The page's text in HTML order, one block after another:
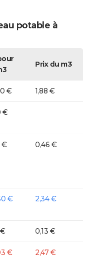
potable à
Prix du m3
€ 1,88 €
€
€ 0,46 €
€ 2,34 €
0,13 €
€ 2,47 €